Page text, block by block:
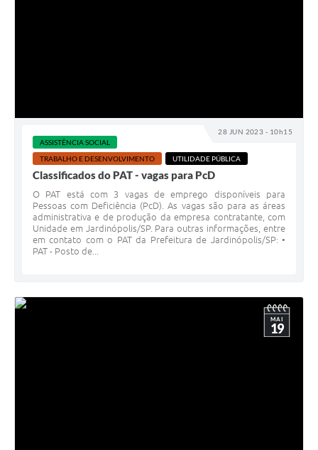
28 JUN 2023 - 10h15
ASSISTÊNCIA SOCIAL
TRABALHO E DESENVOLVIMENTO
UTILIDADE PÚBLICA
Classificados do PAT - vagas para PcD
O PAT está com 3 vagas de emprego disponíveis para
Pessoas com Deficiência (PcD). As vagas são para as áreas
administrativa e de produção da empresa contratante, com
Unidade em Jardinópolis/SP. Para outras informações, entre
em contato com o PAT da Prefeitura de Jardinópolis/SP: •
PAT - Posto de...
MAI
19